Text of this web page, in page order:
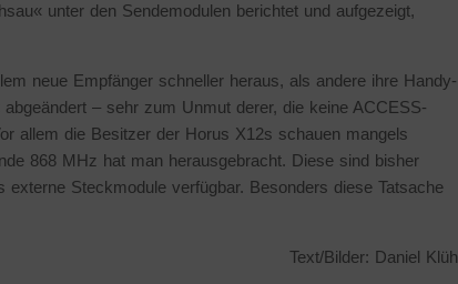
unter den Sendemodulen berichtet und aufgezeigt,
neue Empfänger schneller heraus, als andere ihre Handy-
– sehr zum Unmut derer, die keine ACCESS-
allem die Besitzer der Horus X12s schauen mangels
868 MHz hat man herausgebracht. Diese sind bisher
Steckmodule verfügbar. Besonders diese Tatsache
Text/Bilder: Daniel Klüh